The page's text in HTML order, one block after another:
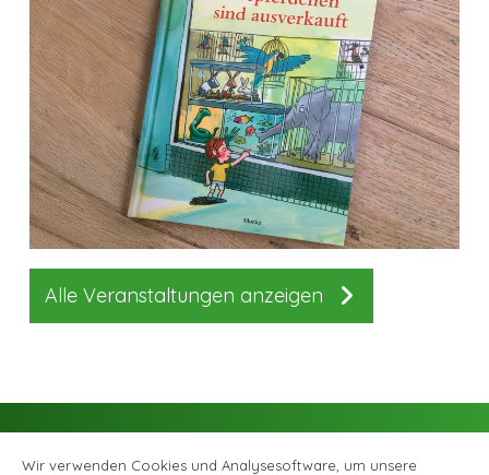
Alle Veranstaltungen anzeigen
Wir verwenden Cookies und Analysesoftware, um unsere